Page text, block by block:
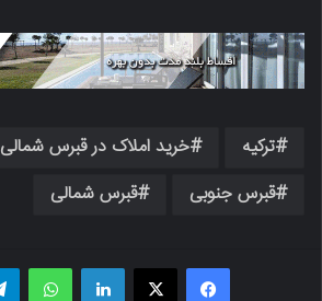
ترکیه
خرید املاک در قبرس شمالی
قبرس جنوبی
قبرس شمالی
فیسبوک X لینکدین واتس اپ